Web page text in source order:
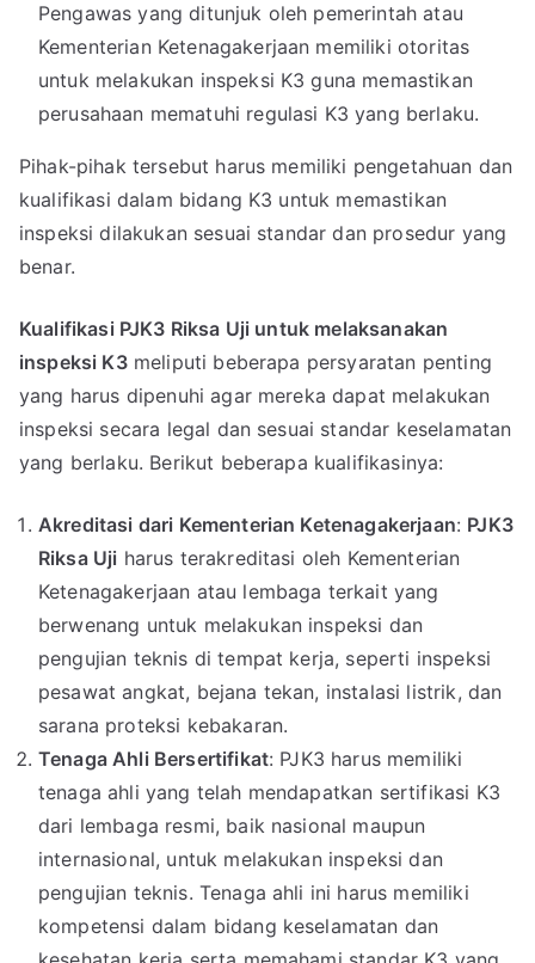
Pengawas yang ditunjuk oleh pemerintah atau
Kementerian Ketenagakerjaan memiliki otoritas
untuk melakukan inspeksi K3 guna memastikan
perusahaan mematuhi regulasi K3 yang berlaku.
Pihak-pihak tersebut harus memiliki pengetahuan dan
kualifikasi dalam bidang K3 untuk memastikan
inspeksi dilakukan sesuai standar dan prosedur yang
benar.
Kualifikasi PJK3 Riksa Uji untuk melaksanakan
inspeksi K3meliputi beberapa persyaratan penting
yang harus dipenuhi agar mereka dapat melakukan
inspeksi secara legal dan sesuai standar keselamatan
yang berlaku. Berikut beberapa kualifikasinya:
Akreditasi dari Kementerian Ketenagakerjaan: PJK3
Riksa Uji harus terakreditasi oleh Kementerian
Ketenagakerjaan atau lembaga terkait yang
berwenang untuk melakukan inspeksi dan
pengujian teknis di tempat kerja, seperti inspeksi
pesawat angkat, bejana tekan, instalasi listrik, dan
sarana proteksi kebakaran.
Tenaga Ahli Bersertifikat: PJK3 harus memiliki
tenaga ahli yang telah mendapatkan sertifikasi K3
dari lembaga resmi, baik nasional maupun
internasional, untuk melakukan inspeksi dan
pengujian teknis. Tenaga ahli ini harus memiliki
kompetensi dalam bidang keselamatan dan